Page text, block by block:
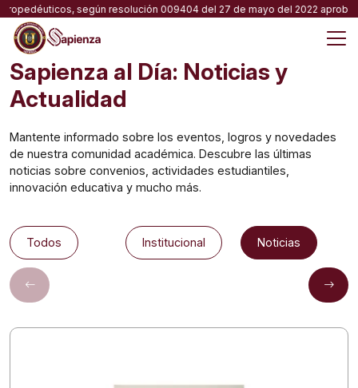
Skip
content
según resolución 009404 del 27 de mayo del 2022 aprobada
Sapienza al Día: Noticias y
Actualidad
Mantente informado sobre los eventos, logros y novedades
de nuestra comunidad académica. Descubre las últimas
noticias sobre convenios, actividades estudiantiles,
innovación educativa y mucho más.
Todos Institucional Noticias